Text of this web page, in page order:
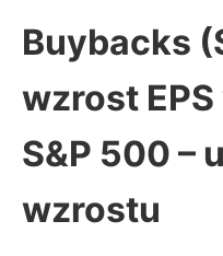
Buybacks
wzrost
S&P 500 –
wzrostu